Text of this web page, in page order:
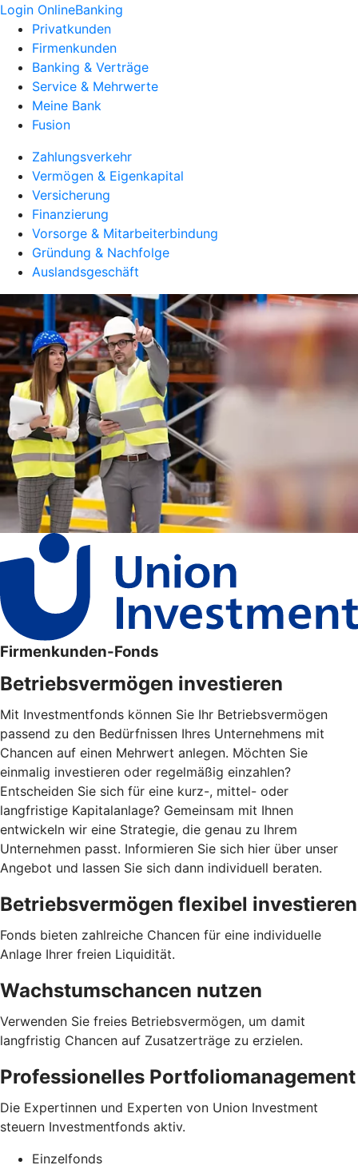
Login OnlineBanking
Privatkunden
Firmenkunden
Banking & Verträge
Service & Mehrwerte
Meine Bank
Fusion
Zahlungsverkehr
Vermögen & Eigenkapital
Versicherung
Finanzierung
Vorsorge & Mitarbeiterbindung
Gründung & Nachfolge
Auslandsgeschäft
Firmenkunden-Fonds
Betriebsvermögen investieren
Mit Investmentfonds können Sie Ihr Betriebsvermögen
passend zu den Bedürfnissen Ihres Unternehmens mit
Chancen auf einen Mehrwert anlegen. Möchten Sie
einmalig investieren oder regelmäßig einzahlen?
Entscheiden Sie sich für eine kurz-, mittel- oder
langfristige Kapitalanlage? Gemeinsam mit Ihnen
entwickeln wir eine Strategie, die genau zu Ihrem
Unternehmen passt. Informieren Sie sich hier über unser
Angebot und lassen Sie sich dann individuell beraten.
Betriebsvermögen flexibel investieren
Fonds bieten zahlreiche Chancen für eine individuelle
Anlage Ihrer freien Liquidität.
Wachstumschancen nutzen
Verwenden Sie freies Betriebsvermögen, um damit
langfristig Chancen auf Zusatzerträge zu erzielen.
Professionelles Portfoliomanagement
Die Expertinnen und Experten von Union Investment
steuern Investmentfonds aktiv.
Einzelfonds